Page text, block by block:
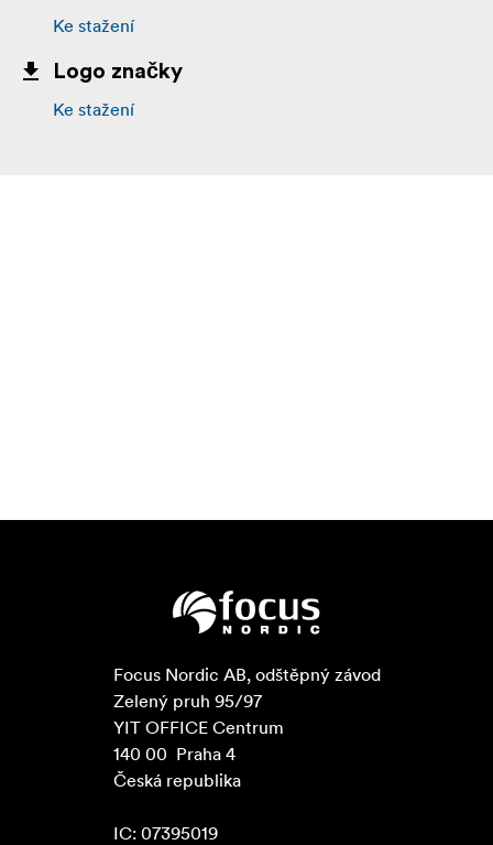
Ke stažení
Logo značky
Ke stažení
Focus Nordic AB, odštěpný závod
Zelený pruh 95/97
YIT OFFICE Centrum
140 00  Praha 4
Česká republika
IC: 07395019